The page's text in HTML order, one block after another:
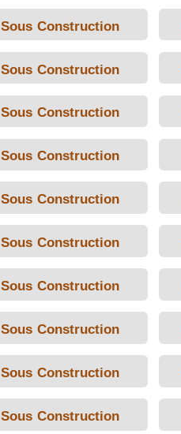
Sous Construction
Sous Construction
Sous Construction
Sous Construction
Sous Construction
Sous Construction
Sous Construction
Sous Construction
Sous Construction
Sous Construction